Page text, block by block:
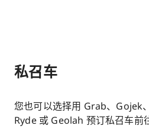
私召车
您也可以选择用 Grab、Gojek
Ryde 或 Geolah 预订私召车前